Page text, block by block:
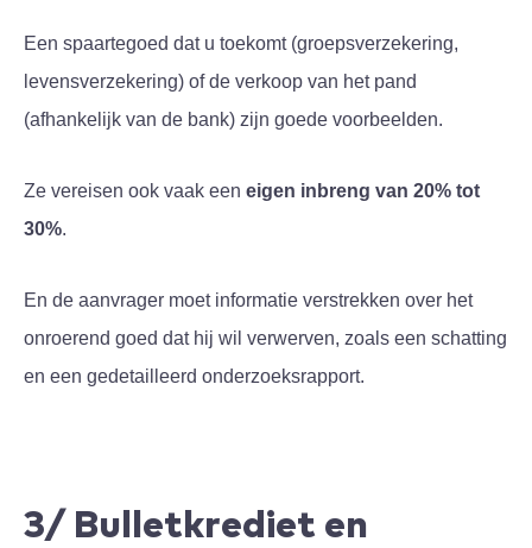
Een spaartegoed dat u toekomt (groepsverzekering,
levensverzekering) of de verkoop van het pand
(afhankelijk van de bank) zijn goede voorbeelden.
Ze vereisen ook vaak een eigen inbreng van 20% tot
30%.
En de aanvrager moet informatie verstrekken over het
onroerend goed dat hij wil verwerven, zoals een schatting
en een gedetailleerd onderzoeksrapport.
3/ Bulletkrediet en